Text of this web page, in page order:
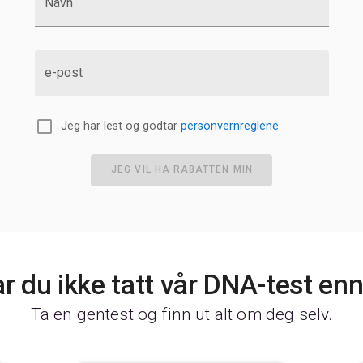
e-post
Jeg har lest og godtar personvernreglene
JEG VIL HA RABATTEN MIN
du ikke tatt vår DNA-test
Ta en gentest og finn ut alt om deg selv.